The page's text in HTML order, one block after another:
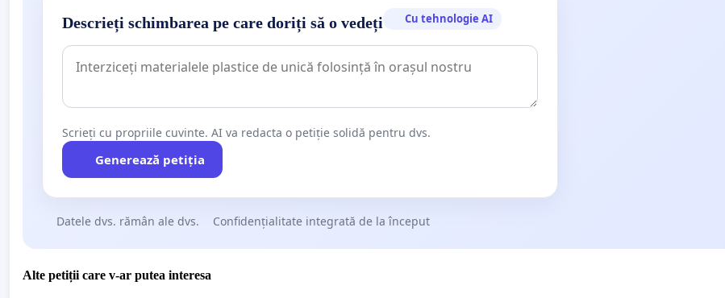
Descrieți schimbarea pe care doriți să o vedeți Cu tehnologie AI
Scrieți cu propriile cuvinte. AI va redacta o petiție solidă pentru dvs.
Generează petiția
Datele dvs. rămân ale dvs. Confidențialitate integrată de la început
Alte petiții care v-ar putea interesa